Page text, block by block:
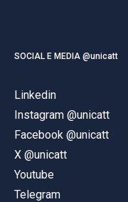
SOCIAL E MEDIA @unicatt
Linkedin
Instagram @unicatt
Facebook @unicatt
X @unicatt
Youtube
Telegram